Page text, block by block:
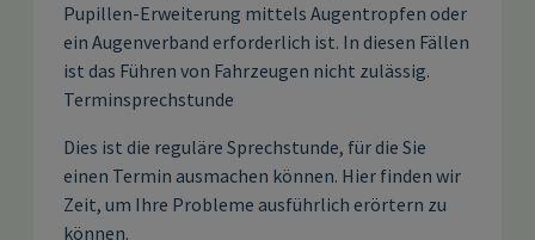
Pupillen-Erweiterung mittels Augentropfen oder
ein Augenverband erforderlich ist. In diesen Fällen
ist das Führen von Fahrzeugen nicht zulässig.
Terminsprechstunde
Dies ist die reguläre Sprechstunde, für die Sie
einen Termin ausmachen können. Hier finden wir
Zeit, um Ihre Probleme ausführlich erörtern zu
können.